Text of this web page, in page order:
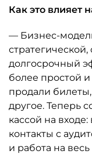
Как это влияет
— Бизнес-
долгосрочный
более простой
продали
другое. Теперь
кассой на
контакты с
и работа на